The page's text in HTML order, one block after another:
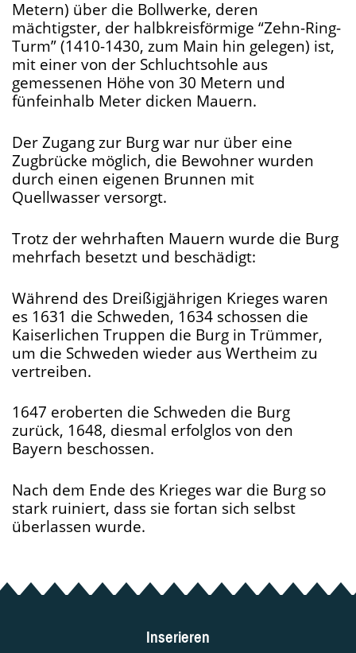
Metern) über die Bollwerke, deren
mächtigster, der halbkreisförmige “Zehn-Ring-
Turm” (1410-1430, zum Main hin gelegen) ist,
mit einer von der Schluchtsohle aus
gemessenen Höhe von 30 Metern und
fünfeinhalb Meter dicken Mauern.
Der Zugang zur Burg war nur über eine
Zugbrücke möglich, die Bewohner wurden
durch einen eigenen Brunnen mit
Quellwasser versorgt.
Trotz der wehrhaften Mauern wurde die Burg
mehrfach besetzt und beschädigt:
Während des Dreißigjährigen Krieges waren
es 1631 die Schweden, 1634 schossen die
Kaiserlichen Truppen die Burg in Trümmer,
um die Schweden wieder aus Wertheim zu
vertreiben.
1647 eroberten die Schweden die Burg
zurück, 1648, diesmal erfolglos von den
Bayern beschossen.
Nach dem Ende des Krieges war die Burg so
stark ruiniert, dass sie fortan sich selbst
überlassen wurde.
Inserieren